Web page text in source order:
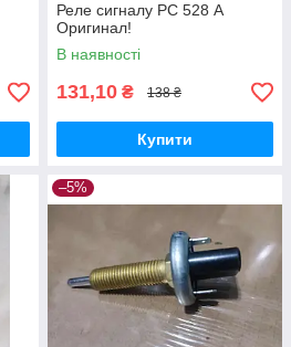
Реле сигналу РС 528 А
Оригинал!
В наявності
131,10 ₴ 138 ₴
Купити
–5%